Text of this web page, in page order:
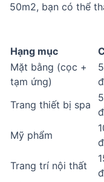
50m2, bạn có thể
Hạng mục
Mặt bằng (cọc +
tạm ứng)
Trang thiết bị spa
Mỹ phẩm
Trang trí nội thất